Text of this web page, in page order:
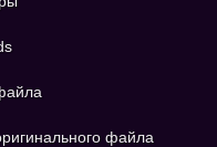
файла